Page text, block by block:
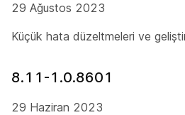
29 Ağustos 2023
Küçük hata düzeltmeleri ve
8.11-1.0.8601
29 Haziran 2023